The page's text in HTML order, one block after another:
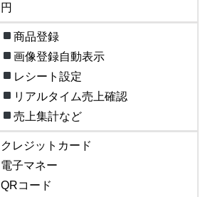
円
商品登録
画像登録自動表示
レシート設定
リアルタイム売上確認
売上集計など
クレジットカード
電子マネー
QRコード